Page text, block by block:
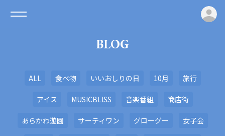
BLOG
ALL 食べ物 いいおしりの日 10月 旅行
アイス MUSICBLISS 音楽番組 商店街
あらかわ遊園 サーティワン グローグー 女子会